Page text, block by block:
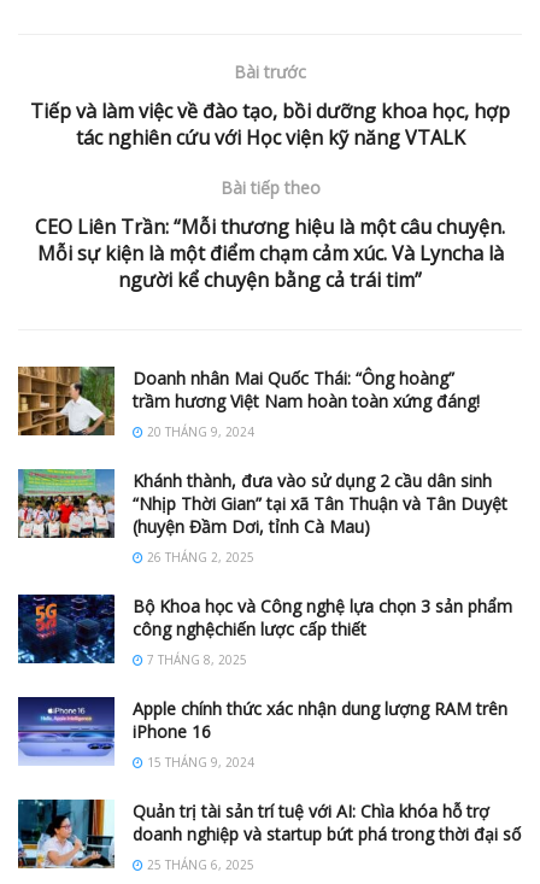
Bài trước
Tiếp và làm việc về đào tạo, bồi dưỡng khoa học, hợp
tác nghiên cứu với Học viện kỹ năng VTALK
Bài tiếp theo
CEO Liên Trần: “Mỗi thương hiệu là một câu chuyện.
Mỗi sự kiện là một điểm chạm cảm xúc. Và Lyncha là
người kể chuyện bằng cả trái tim”
Doanh nhân Mai Quốc Thái: “Ông hoàng”
trầm hương Việt Nam hoàn toàn xứng đáng!
20 THÁNG 9, 2024
Khánh thành, đưa vào sử dụng 2 cầu dân sinh
“Nhịp Thời Gian” tại xã Tân Thuận và Tân Duyệt
(huyện Đầm Dơi, tỉnh Cà Mau)
26 THÁNG 2, 2025
Bộ Khoa học và Công nghệ lựa chọn 3 sản phẩm
công nghệchiến lược cấp thiết
7 THÁNG 8, 2025
Apple chính thức xác nhận dung lượng RAM trên
iPhone 16
15 THÁNG 9, 2024
Quản trị tài sản trí tuệ với AI: Chìa khóa hỗ trợ
doanh nghiệp và startup bứt phá trong thời đại số
25 THÁNG 6, 2025